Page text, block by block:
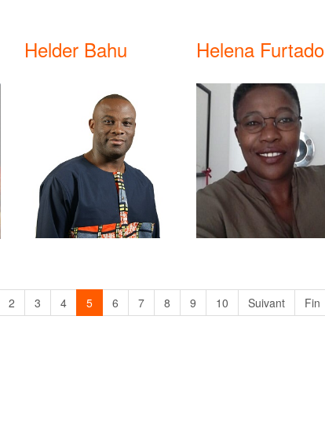
Helder Bahu Helena Furtado
2 3 4 5 6 7 8 9 10 Suivant Fin